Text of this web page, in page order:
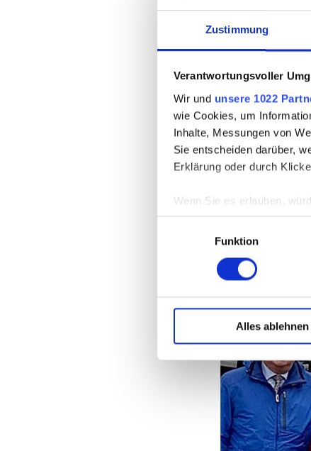
Zustimmung
Verantwortungsvoller
Wir und unsere 1022
wie Cookies, um
Inhalte, Messungen von
Sie entscheiden darüber,
Erklärung oder durch
Wenn Sie es erlauben,
Informationen über
Ihr Gerät durch
Erfahren Sie mehr
Einzelheitenfest.
Diese Webseite
Ihre maßgeschneiderten
für Social Media
Verwendung unserer
der EU oder des EWR
zusammengeführt, die im
erhobenen Daten in den
klicken, willigen Sie
Funktion
Alles ablehnen